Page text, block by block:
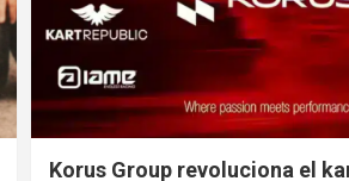
Korus Group revoluciona el